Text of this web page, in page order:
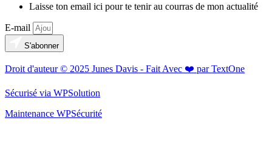
Laisse ton email ici pour te tenir au courras de mon actualité
E-mail
S'abonner
Droit d'auteur © 2025 Junes Davis - Fait Avec ❤️ par TextOne
Sécurisé via WPSolution
Maintenance WPSécurité